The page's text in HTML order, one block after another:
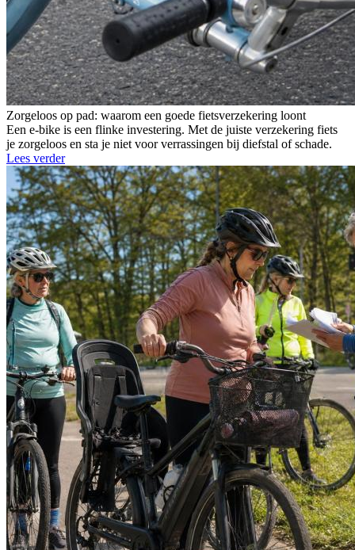
Zorgeloos op pad: waarom een goede fietsverzekering loont
Een e-bike is een flinke investering. Met de juiste verzekering fiets
je zorgeloos en sta je niet voor verrassingen bij diefstal of schade.
Lees verder